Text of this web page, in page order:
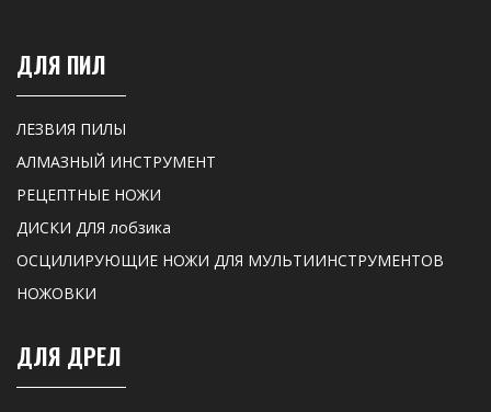
ДЛЯ ПИЛ
ЛЕЗВИЯ ПИЛЫ
АЛМАЗНЫЙ ИНСТРУМЕНТ
РЕЦЕПТНЫЕ НОЖИ
ДИСКИ ДЛЯ лобзика
ОСЦИЛИРУЮЩИЕ НОЖИ ДЛЯ МУЛЬТИИНСТРУМЕНТОВ
НОЖОВКИ
ДЛЯ ДРЕЛ